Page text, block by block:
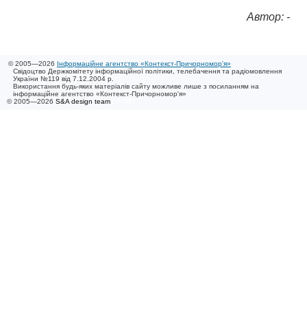
Автор: -
© 2005—2026 Інформаційне агентство «Контекст-Причорномор'я»
Свідоцтво Держкомітету інформаційної політики, телебачення та радіомовлення
України №119 від 7.12.2004 р.
Використання будь-яких матеріалів сайту можливе лише з посиланням на
інформаційне агентство «Контекст-Причорномор'я»
© 2005—2026 S&A design team